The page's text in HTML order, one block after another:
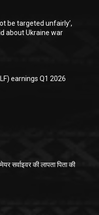
be targeted unfairly’,
about Ukraine war
earnings Q1 2026
सर्वाइवर की लापता पिता की